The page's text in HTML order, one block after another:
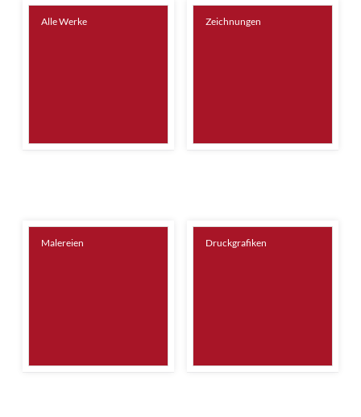
Alle Werke Zeichnungen
Malereien Druckgrafiken